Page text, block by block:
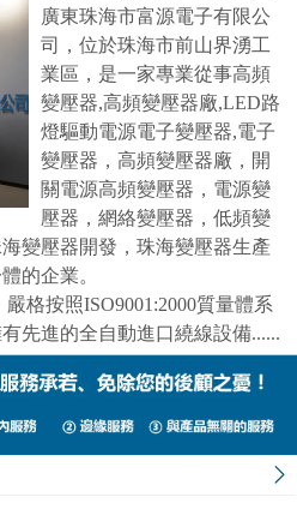
廣東珠海市富源電子有限公
司，位於珠海市前山界湧工
業區，是一家專業從事高頻
變壓器,高頻變壓器廠,LED路
燈驅動電源電子變壓器,電子
變壓器，高頻變壓器廠，開
關電源高頻變壓器，電源變
壓器，網絡變壓器，低頻變
變壓器開發，珠海變壓器生產
的企業。
格按照ISO9001:2000質量體系
先進的全自動進口繞線設備......